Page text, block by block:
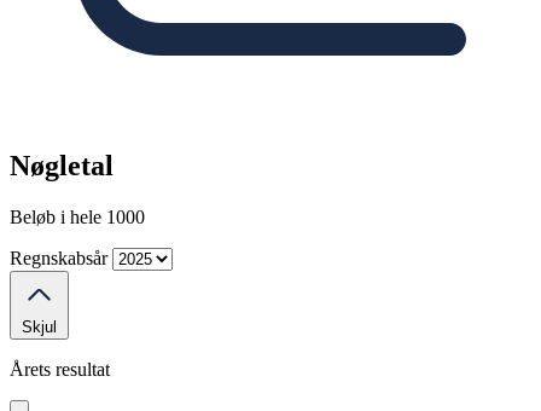
Nøgletal
Beløb i hele 1000
Regnskabsår
Skjul
Årets resultat